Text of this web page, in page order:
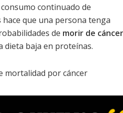
continuado de
hace que una persona tenga
de morir de cáncer
dieta baja en proteínas.
mortalidad por cáncer